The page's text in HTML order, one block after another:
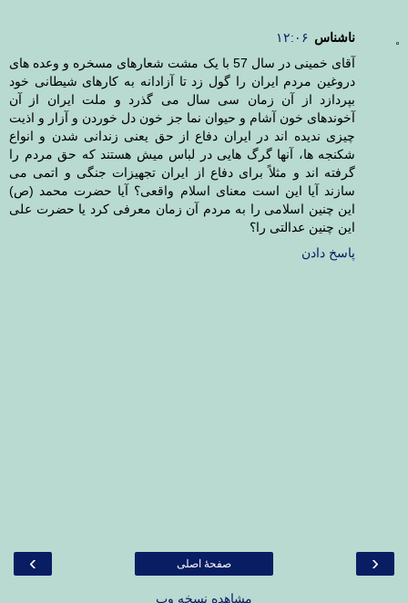
ناشناس ۱۲:۰۶
آقای خمینی در سال 57 با یک مشت شعارهای مسخره و وعده های
دروغین مردم ایران را گول زد تا آزادانه به کارهای شیطانی خود
بپردازد از آن زمان سی سال می گذرد و ملت ایران از آن
آخوندهای خون آشام و حیوان نما جز خون دل خوردن و آزار و اذیت
چیزی ندیده اند در ایران دفاع از حق یعنی زندانی شدن و انواع
شکنجه ها، آنها گرگ هایی در لباس میش هستند که حق مردم را
گرفته اند و مثلاً برای دفاع از ایران تجهیزات جنگی و اتمی می
سازند آیا این است معنای اسلام واقعی؟ آیا حضرت محمد (ص)
این چنین اسلامی را به مردم آن زمان معرفی کرد یا حضرت علی
این چنین عدالتی را؟
پاسخ دادن
‹
› صفحهٔ اصلی
مشاهده نسخه وب